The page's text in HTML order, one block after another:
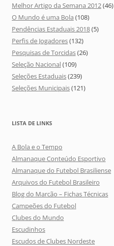
Melhor Artigo da Semana 2012(46)
O Mundo é uma Bola (108)
Pendências Estaduais 2018(5)
Perfis de Jogadores(132)
Pesquisas de Torcidas(26)
Seleção Nacional(109)
Seleções Estaduais(239)
Seleções Municipais(121)
LISTA DE LINKS
A Bola e o Tempo
Almanaque Conteúdo Esportivo
Almanaque do Futebol Brasiliense
Arquivos do Futebol Brasileiro
Blog do Marcão – Fichas Técnicas
Campeões do Futebol
Clubes do Mundo
Escudinhos
Escudos de Clubes Nordeste